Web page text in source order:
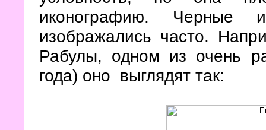
иконографию.
изображались часто.
Рабулы, одном из очень
года) оно выглядят так: